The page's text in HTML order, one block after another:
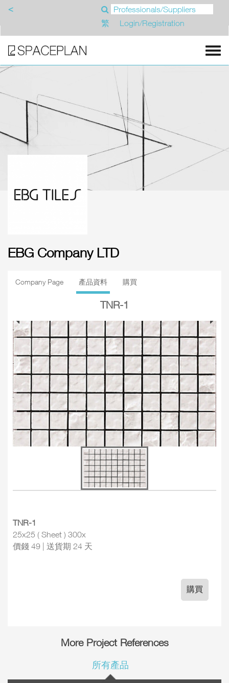
<
繁
Login/Registration
EBG Company LTD
Company Page 產品資料 購買
TNR-1
TNR-1
25x25 ( Sheet ) 300x
價錢 49 | 送貨期 24 天
購買
More Project References
所有產品